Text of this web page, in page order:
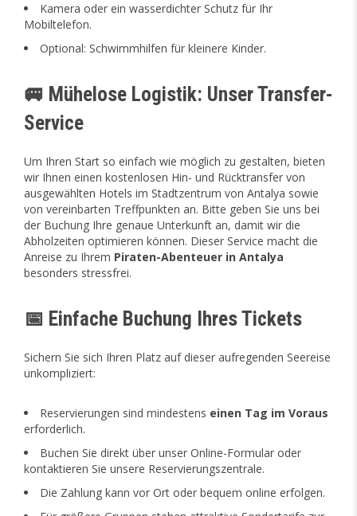
Kamera oder ein wasserdichter Schutz für Ihr
Mobiltelefon.
Optional: Schwimmhilfen für kleinere Kinder.
🚐 Mühelose Logistik: Unser Transfer-
Service
Um Ihren Start so einfach wie möglich zu gestalten, bieten
wir Ihnen einen kostenlosen Hin- und Rücktransfer von
ausgewählten Hotels im Stadtzentrum von Antalya sowie
von vereinbarten Treffpunkten an. Bitte geben Sie uns bei
der Buchung Ihre genaue Unterkunft an, damit wir die
Abholzeiten optimieren können. Dieser Service macht die
Anreise zu Ihrem Piraten-Abenteuer in Antalya
besonders stressfrei.
📅 Einfache Buchung Ihres Tickets
Sichern Sie sich Ihren Platz auf dieser aufregenden Seereise
unkompliziert:
Reservierungen sind mindestens einen Tag im Voraus
erforderlich.
Buchen Sie direkt über unser Online-Formular oder
kontaktieren Sie unsere Reservierungszentrale.
Die Zahlung kann vor Ort oder bequem online erfolgen.